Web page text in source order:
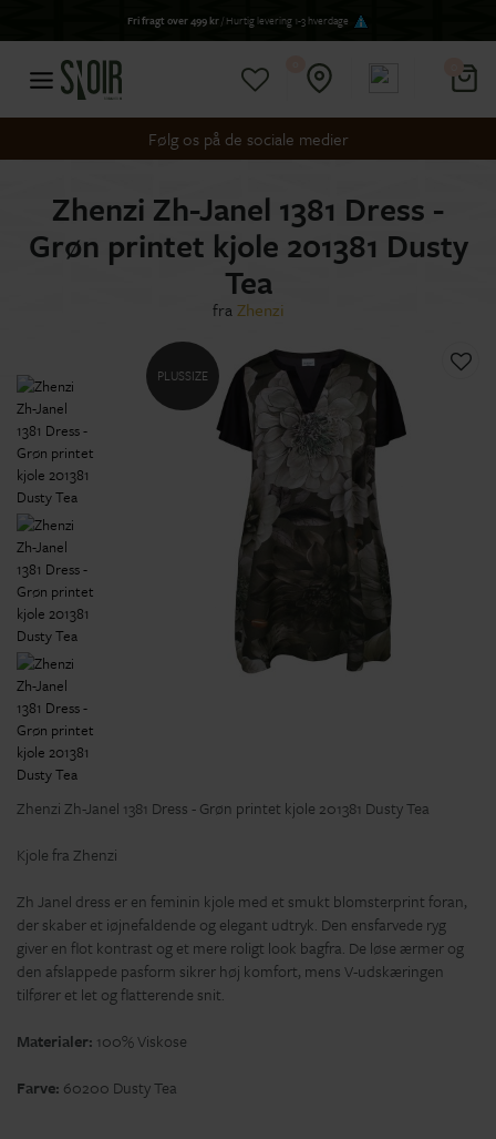
Fri fragt over 499 kr/ Hurtig levering 1-3 hverdage
Følg os på de sociale medier
Zhenzi Zh-Janel 1381 Dress -
Grøn printet kjole 201381 Dusty
Tea
fraZhenzi
PLUSSIZE
Zhenzi Zh-Janel 1381 Dress - Grøn printet kjole 201381 Dusty Tea
Kjole fra Zhenzi
Zh Janel dress er en feminin kjole med et smukt blomsterprint foran,
der skaber et iøjnefaldende og elegant udtryk. Den ensfarvede ryg
giver en flot kontrast og et mere roligt look bagfra. De løse ærmer og
den afslappede pasform sikrer høj komfort, mens V-udskæringen
tilfører et let og flatterende snit.
Materialer: 100% Viskose
Farve: 60200 Dusty Tea